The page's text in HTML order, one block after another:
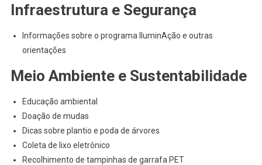
Infraestrutura e Segurança
Informações sobre o programa IluminAção e outras
orientações
Meio Ambiente e Sustentabilidade
Educação ambiental
Doação de mudas
Dicas sobre plantio e poda de árvores
Coleta de lixo eletrônico
Recolhimento de tampinhas de garrafa PET